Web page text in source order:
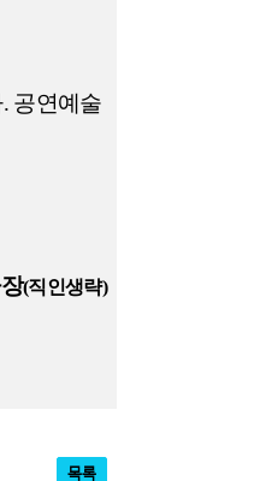
. 공연예술
(직인생략)
목록